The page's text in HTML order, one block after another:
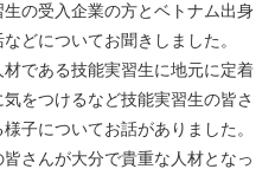
の受入企業の方とベトナム出身
どについてお聞きしました。
である技能実習生に地元に定着
をつけるなど技能実習生の皆さ
子についてお話がありました。
さんが大分で貴重な人材となっ